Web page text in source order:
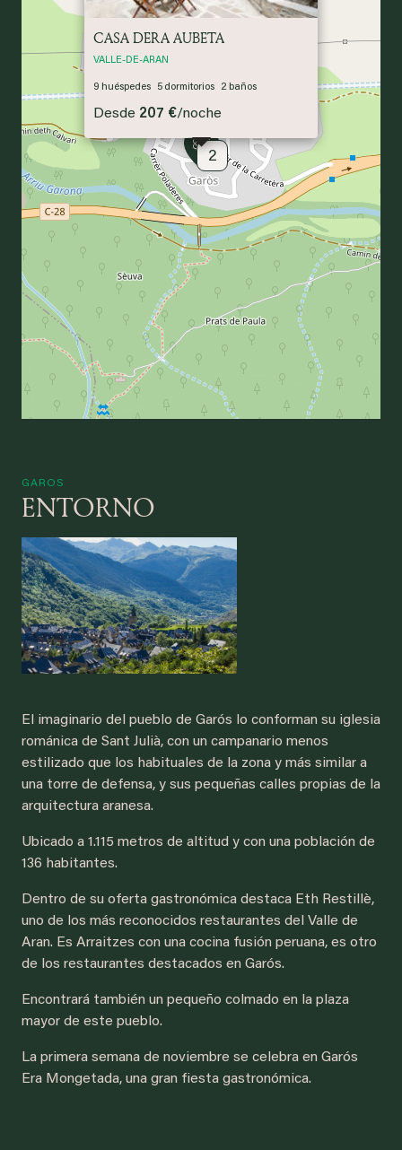
2
CASA DERA AUBETA
VALLE-DE-ARAN
9 huéspedes 5 dormitorios 2baños
Desde 207 €/noche
GAROS
ENTORNO
El imaginario del pueblo de Garós lo conforman su iglesia
románica de Sant Julià, con un campanario menos
estilizado que los habituales de la zona y más similar a
una torre de defensa, y sus pequeñas calles propias de la
arquitectura aranesa.
Ubicado a 1.115 metros de altitud y con una población de
136 habitantes.
Dentro de su oferta gastronómica destaca Eth Restillè,
uno de los más reconocidos restaurantes del Valle de
Aran. Es Arraitzes con una cocina fusión peruana, es otro
de los restaurantes destacados en Garós.
Encontrará también un pequeño colmado en la plaza
mayor de este pueblo.
La primera semana de noviembre se celebra en Garós
Era Mongetada, una gran fiesta gastronómica.